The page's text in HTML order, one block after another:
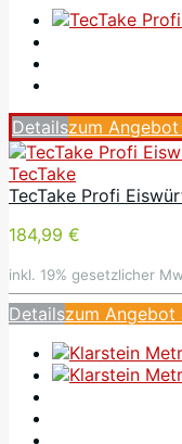
Detailszum
TecTake
TecTake Profi
184,99 €
inkl. 19% gesetzlicher
Detailszum Angebot